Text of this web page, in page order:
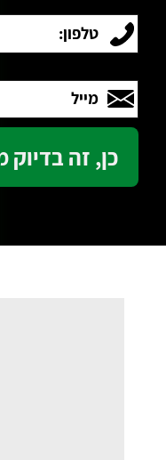
טלפון:
מייל